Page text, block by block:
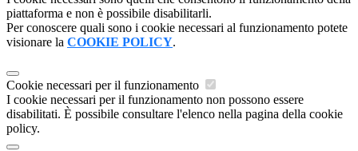
piattaforma e non è possibile disabilitarli.
Per conoscere quali sono i cookie necessari al funzionamento potete
visionare la COOKIE POLICY.
Cookie necessari per il funzionamento
I cookie necessari per il funzionamento non possono essere
disabilitati. È possibile consultare l'elenco nella pagina della cookie
policy.